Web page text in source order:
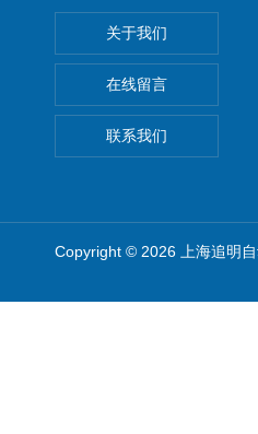
关于我们
在线留言
联系我们
Copyright © 2026 上海追明